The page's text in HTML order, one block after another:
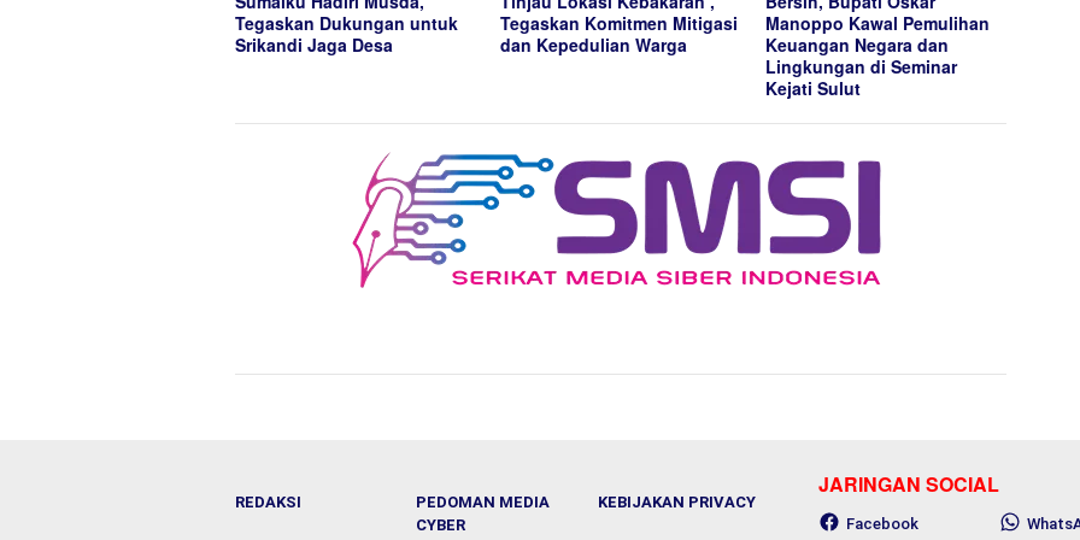
Tegaskan Dukungan untuk
Srikandi Jaga Desa
Tegaskan Komitmen Mitigasi
dan Kepedulian Warga
Manoppo Kawal Pemulihan
Keuangan Negara dan
Lingkungan di Seminar
Kejati Sulut
REDAKSI
PEDOMAN MEDIA
CYBER
KEBIJAKAN PRIVACY
JARINGAN SOCIAL
Facebook